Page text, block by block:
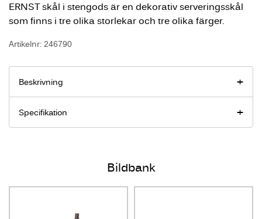
ERNST skål i stengods är en dekorativ serveringsskål
som finns i tre olika storlekar och tre olika färger.
Artikelnr: 246790
Beskrivning
Specifikation
Bildbank